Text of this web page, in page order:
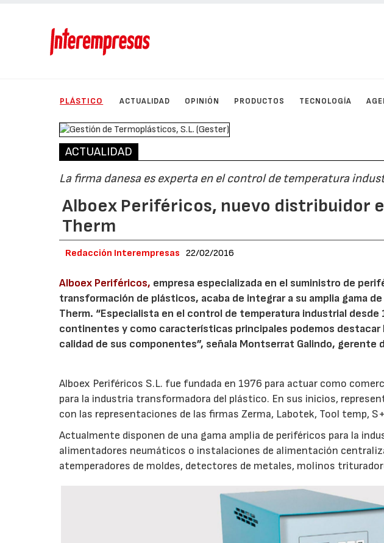
PLÁSTICO ACTUALIDAD OPINIÓN PRODUCTOS TECNOLOGÍA
ACTUALIDAD
La firma danesa es experta en el control de temperatura
Alboex Periféricos, nuevo distribuidor
Therm
Redacción Interempresas 22/02/2016
Alboex Periféricos, empresa especializada en el suministro de
transformación de plásticos, acaba de integrar a su amplia gama
Therm. “Especialista en el control de temperatura industrial
continentes y como características principales podemos destacar
calidad de sus componentes”, señala Montserrat Galindo, gerente
Alboex Periféricos S.L. fue fundada en 1976 para actuar como
para la industria transformadora del plástico. En sus inicios,
con las representaciones de las firmas Zerma, Labotek, Tool temp,
Actualmente disponen de una gama amplia de periféricos para la
alimentadores neumáticos o instalaciones de alimentación
atemperadores de moldes, detectores de metales, molinos